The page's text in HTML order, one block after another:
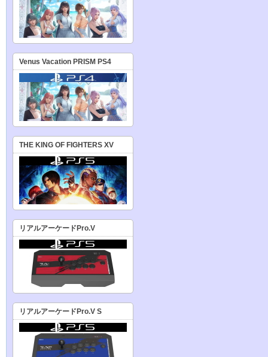
Venus Vacation PRISM PS4
THE KING OF FIGHTERS XV
リアルアーケードPro.V
リアルアーケードPro.V S